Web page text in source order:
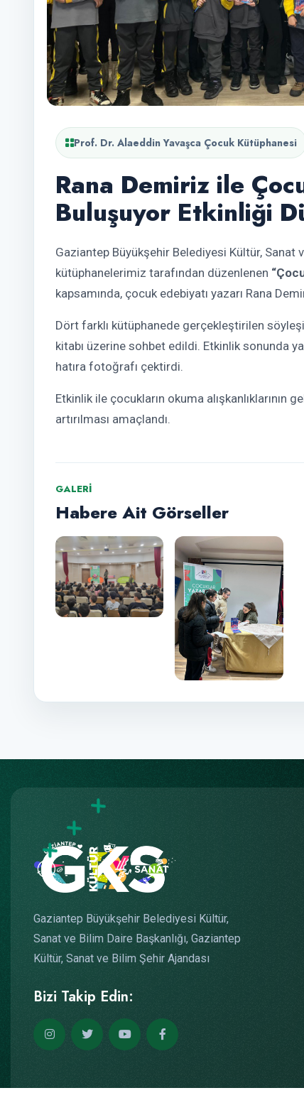
Prof. Dr. Alaeddin Yavaşca Çocuk Kütüphanesi
Rana Demiriz ile
Buluşuyor Etkinliği
Gaziantep Büyükşehir Belediyesi Kültür, Sanat
kütüphanelerimiz tarafından düzenlenen
kapsamında, çocuk edebiyatı yazarı Rana
Dört farklı kütüphanede gerçekleştirilen
kitabı üzerine sohbet edildi. Etkinlik sonunda
hatıra fotoğrafı çektirdi.
Etkinlik ile çocukların okuma
artırılması amaçlandı.
GALERI
Habere Ait Görseller
Gaziantep Büyükşehir Belediyesi Kültür,
Sanat ve Bilim Daire Başkanlığı, Gaziantep
Kültür, Sanat ve Bilim Şehir Ajandası
Bizi Takip Edin: